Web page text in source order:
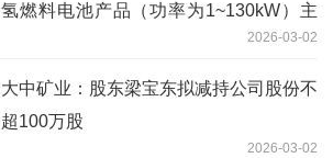
氢燃料电池产品（功率为1~130kW）主
要适用于交通、叉车、储能等领域2026-03-02
大中矿业：股东梁宝东拟减持公司股份不
超100万股
2026-03-02